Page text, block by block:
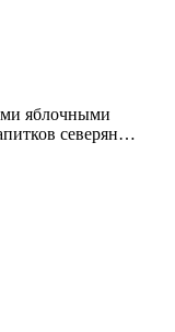
яблочными
северян…